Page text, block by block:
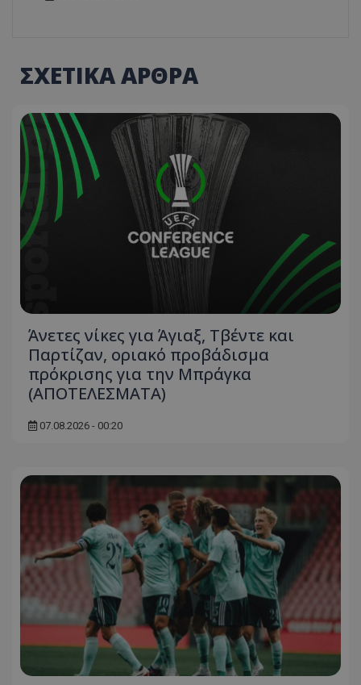
ΣΧΕΤΙΚΑ ΑΡΘΡΑ
Άνετες νίκες για Άγιαξ, Τβέντε και
Παρτίζαν, οριακό προβάδισμα
πρόκρισης για την Μπράγκα
(ΑΠΟΤΕΛΕΣΜΑΤΑ)
07.08.2026 - 00:20